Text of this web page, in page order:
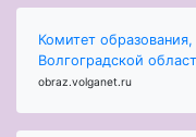
Комитет
Волгоградской
obraz.volganet.ru